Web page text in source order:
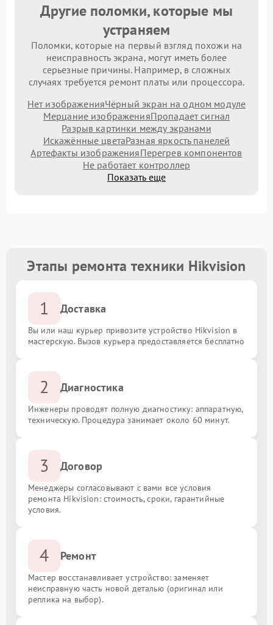
Другие поломки, которые мы
устраняем
Поломки, которые на первый взгляд похожи на
неисправность экрана, могут иметь более
серьезные причины. Например, в сложных
случаях требуется ремонт платы или процессора.
Нет изображенияЧёрный экран на одном модуле
Мерцание изображенияПропадает сигнал
Разрыв картинки между экранами
Искажённые цветаРазная яркость панелей
Артефакты изображенияПерегрев компонентов
Не работает контроллер
Показать еще
Этапы ремонта техники Hikvision
1 Доставка
Вы или наш курьер привозите устройство Hikvision в
мастерскую. Вызов курьера предоставляется бесплатно
2 Диагностика
Инженеры проводят полную диагностику: аппаратную,
техническую. Процедура занимает около 60 минут.
3 Договор
Менеджеры согласовывают с вами все условия
ремонта Hikvision: стоимость, сроки, гарантийные
условия.
4 Ремонт
Мастер восстанавливает устройство: заменяет
неисправную часть новой деталью (оригинал или
реплика на выбор).